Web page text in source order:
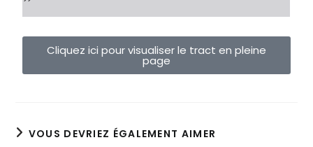
Cliquez ici pour visualiser le tract en pleine
page
VOUS DEVRIEZ ÉGALEMENT AIMER